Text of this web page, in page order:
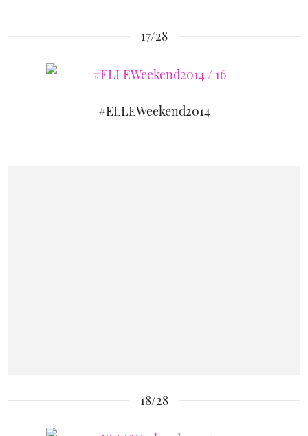
17/28
#ELLEWeekend2014
18/28